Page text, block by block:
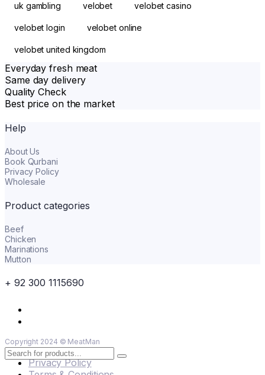
uk gambling velobet velobet casino
velobet login velobet online
velobet united kingdom
Everyday fresh meat
Same day delivery
Quality Check
Best price on the market
Help
About Us
Book Qurbani
Privacy Policy
Wholesale
Product categories
Beef
Chicken
Marinations
Mutton
+ 92 300 1115690
Copyright 2024 © MeatMan
Privacy Policy